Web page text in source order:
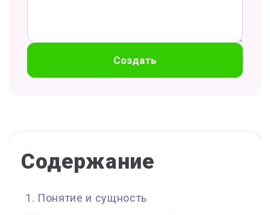
Создать
Содержание
Понятие и сущность